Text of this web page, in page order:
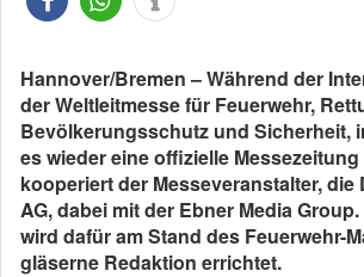
Hannover/Bremen – Während der
der Weltleitmesse für Feuerwehr,
Bevölkerungsschutz und Sicherheit,
es wieder eine offizielle
kooperiert der Messeveranstalter, die
AG, dabei mit der Ebner Media
wird dafür am Stand des Feuerwehr-
gläserne Redaktion errichtet.